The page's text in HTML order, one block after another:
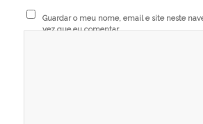
Guardar o meu nome, email e site neste
vez que eu comentar.